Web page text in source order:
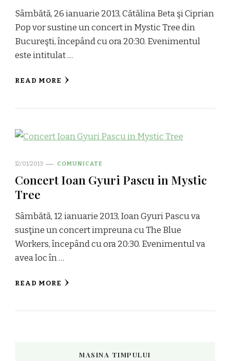
Sâmbătă, 26 ianuarie 2013, Cătălina Beta şi Ciprian
Pop vor sustine un concert in Mystic Tree din
Bucureşti, începând cu ora 20:30. Evenimentul
este intitulat …
READ MORE
12/01/2013 COMUNICATE
Concert Ioan Gyuri Pascu in Mystic
Tree
Sâmbătă, 12 ianuarie 2013, Ioan Gyuri Pascu va
susţine un concert impreuna cu The Blue
Workers, începând cu ora 20:30. Evenimentul va
avea loc în …
READ MORE
MASINA TIMPULUI